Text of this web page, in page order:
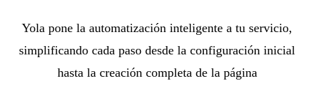
Yola pone la automatización inteligente a tu servicio,
simplificando cada paso desde la configuración inicial
hasta la creación completa de la página